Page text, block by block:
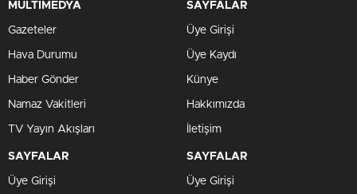
MULTİMEDYA
Gazeteler
Hava Durumu
Haber Gönder
Namaz Vakitleri
TV Yayın Akışları
SAYFALAR
Üye Girişi
Üye Kaydı
Künye
Hakkımızda
İletişim
SAYFALAR
Üye Girişi
SAYFALAR
Üye Girişi